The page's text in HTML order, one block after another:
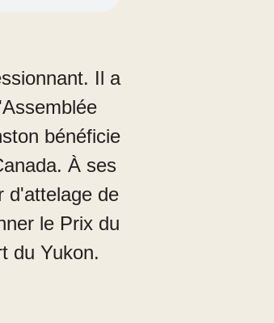
Il a
bénéficie
À ses
d'attelage de
le Prix du
du Yukon.